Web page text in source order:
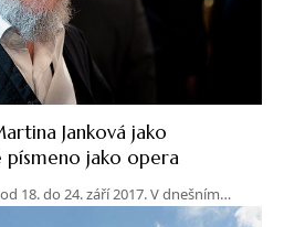
Janková jako
písmeno jako opera
18. do 24. září 2017. V dnešním…